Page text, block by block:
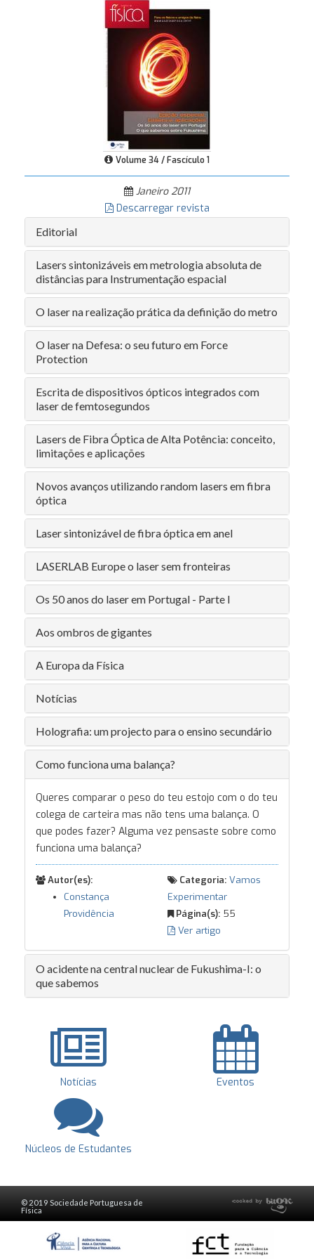
Volume 34 / Fascículo 1
Janeiro 2011
Descarregar revista
Editorial
Lasers sintonizáveis em metrologia absoluta de
distâncias para Instrumentação espacial
O laser na realização prática da definição do metro
O laser na Defesa: o seu futuro em Force
Protection
Escrita de dispositivos ópticos integrados com
laser de femtosegundos
Lasers de Fibra Óptica de Alta Potência: conceito,
limitações e aplicações
Novos avanços utilizando random lasers em fibra
óptica
Laser sintonizável de fibra óptica em anel
LASERLAB Europe o laser sem fronteiras
Os 50 anos do laser em Portugal - Parte I
Aos ombros de gigantes
A Europa da Física
Notícias
Holografia: um projecto para o ensino secundário
Como funciona uma balança?
Queres comparar o peso do teu estojo com o do teu
colega de carteira mas não tens uma balança. O
que podes fazer? Alguma vez pensaste sobre como
funciona uma balança?
Autor(es):
Constança
Providência
Categoria: Vamos
Experimentar
Página(s): 55
Ver artigo
O acidente na central nuclear de Fukushima-I: o
que sabemos
Notícias Eventos
Núcleos de Estudantes
© 2019 Sociedade Portuguesa de
Física